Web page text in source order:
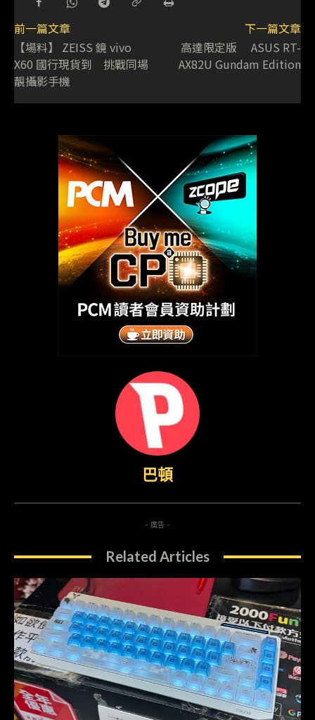
前一篇文章
【場料】 ZEISS 鏡 vivo
X60 國行現貨到 挑戰同場
靚攝影手機
下一篇文章
高達限定版 ASUS RT-
AX82U Gundam Edition
巴頓
- 廣告 -
Related Articles